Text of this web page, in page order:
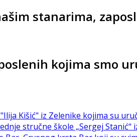
stanarima,
kojima smo
Kišić" iz Zelenike kojima su
stručne škole „Sergej Stanić“